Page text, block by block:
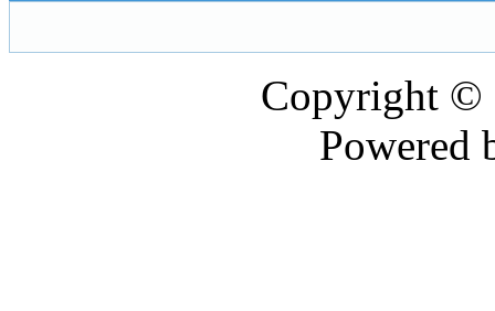
Copyright
Powered